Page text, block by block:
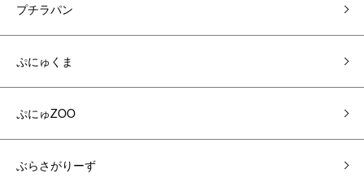
プチラパン
ぷにゅくま
ぷにゅZOO
ぶらさがりーず